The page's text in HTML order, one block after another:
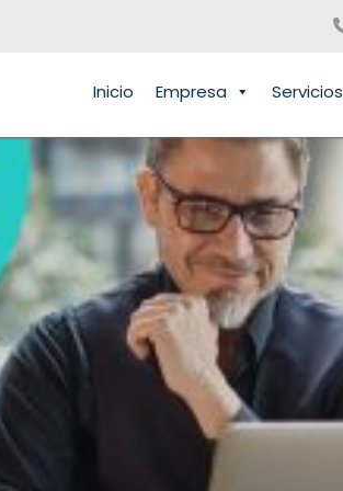
Inicio Empresa Servicios